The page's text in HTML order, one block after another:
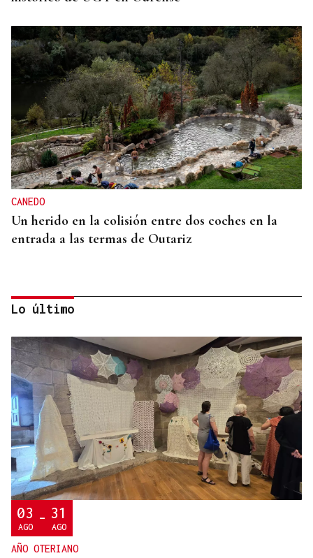
CANEDO
Un herido en la colisión entre dos coches en la
entrada a las termas de Outariz
MOVILIDAD VERANO
Un coche todo el verano por 16.32 euros,
entregado en tu puerta
Lo último
03
AGO - 31
AGO
AÑO OTERIANO